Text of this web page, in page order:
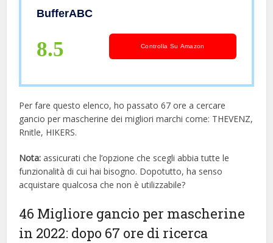
Elastico Orecchie Mascherina In
Anziani
BufferABC
8.5 Controlla Su Amazon
Per fare questo elenco, ho passato 67 ore a cercare
gancio per mascherine dei migliori marchi come: THEVENZ,
Rnitle, HIKERS.
Nota: assicurati che l’opzione che scegli abbia tutte le
funzionalità di cui hai bisogno. Dopotutto, ha senso
acquistare qualcosa che non è utilizzabile?
46 Migliore gancio per mascherine
in 2022: dopo 67 ore di ricerca